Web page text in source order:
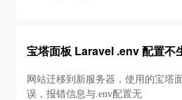
宝塔面板 Laravel .env 配置不
网站迁移到新服务器，使用的宝塔
误，报错信息与.env配置无